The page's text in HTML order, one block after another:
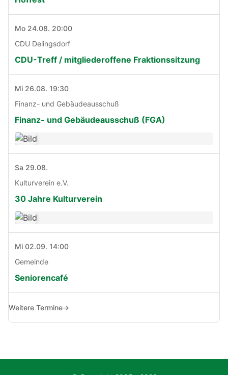
Mo 24.08. 20:00
CDU Delingsdorf
CDU-Treff / mitgliederoffene Fraktionssitzung
Mi 26.08. 19:30
Finanz- und Gebäudeausschuß
Finanz- und Gebäudeausschuß (FGA)
Sa 29.08.
Kulturverein e.V.
30 Jahre Kulturverein
Mi 02.09. 14:00
Gemeinde
Seniorencafé
Weitere Termine→